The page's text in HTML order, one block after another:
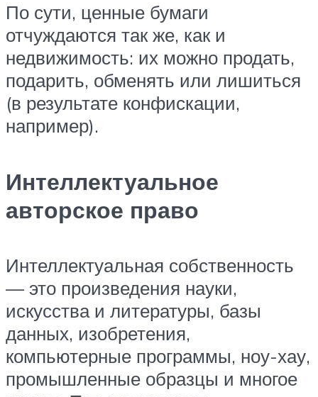
По сути, ценные бумаги
отчуждаются так же, как и
недвижимость: их можно продать,
подарить, обменять или лишиться
(в результате конфискации,
например).
Интеллектуальное
авторское право
Интеллектуальная собственность
— это произведения науки,
искусства и литературы, базы
данных, изобретения,
компьютерные программы, ноу-хау,
промышленные образцы и многое